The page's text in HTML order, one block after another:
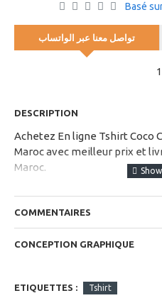
Basé
تواصل معنا عبر الواتساب
1
DESCRIPTION
Achetez En ligne Tshirt Coco
Maroc avec meilleur prix et
Maroc.
choisissez votre taille dans
COMMENTAIRES
CONCEPTION GRAPHIQUE
ETIQUETTES : Tshirt